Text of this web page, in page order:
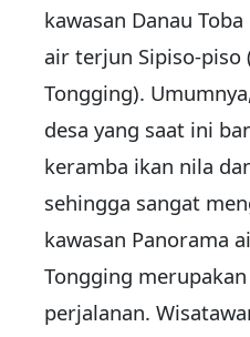
kawasan Danau
air terjun Sipiso-piso
Tongging).
desa yang saat ini
keramba ikan nila
sehingga sangat
kawasan Panorama
Tongging
perjalanan.